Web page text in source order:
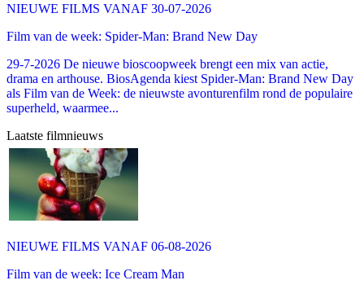
NIEUWE FILMS VANAF 30-07-2026
Film van de week: Spider-Man: Brand New Day
29-7-2026 De nieuwe bioscoopweek brengt een mix van actie,
drama en arthouse. BiosAgenda kiest Spider-Man: Brand New Day
als Film van de Week: de nieuwste avonturenfilm rond de populaire
superheld, waarmee...
Laatste filmnieuws
NIEUWE FILMS VANAF 06-08-2026
Film van de week: Ice Cream Man